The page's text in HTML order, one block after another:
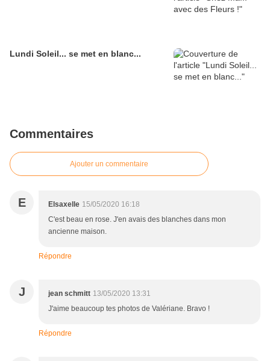
Lundi Soleil... se met en blanc...
Commentaires
Ajouter un commentaire
E Elsaxelle 15/05/2020 16:18
C'est beau en rose. J'en avais des blanches dans mon
ancienne maison.
Répondre
J jean schmitt 13/05/2020 13:31
J'aime beaucoup tes photos de Valériane. Bravo !
Répondre